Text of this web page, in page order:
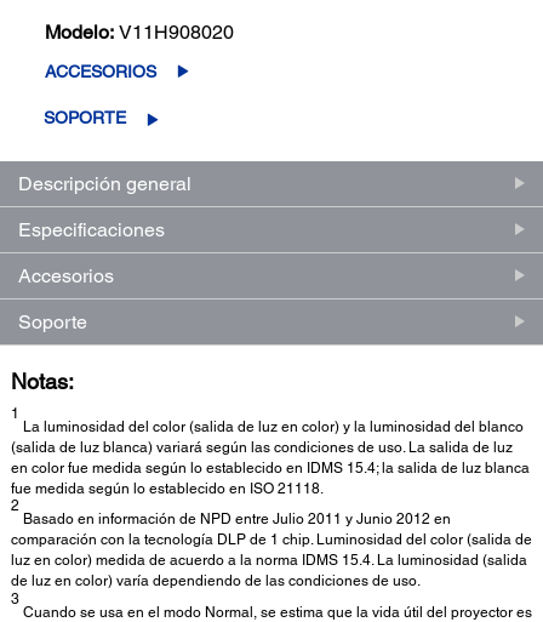
Modelo: V11H908020
ACCESORIOS
SOPORTE
Descripción general
Especificaciones
Accesorios
Soporte
Notas:
1
La luminosidad del color (salida de luz en color) y la luminosidad del blanco
(salida de luz blanca) variará según las condiciones de uso. La salida de luz
en color fue medida según lo establecido en IDMS 15.4; la salida de luz blanca
fue medida según lo establecido en ISO 21118.
2
Basado en información de NPD entre Julio 2011 y Junio 2012 en
comparación con la tecnología DLP de 1 chip. Luminosidad del color (salida de
luz en color) medida de acuerdo a la norma IDMS 15.4. La luminosidad (salida
de luz en color) varía dependiendo de las condiciones de uso.
3
Cuando se usa en el modo Normal, se estima que la vida útil del proyector es